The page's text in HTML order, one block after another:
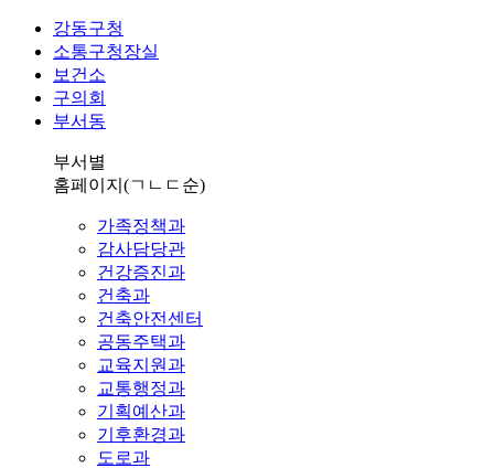
강동구청
소통구청장실
보건소
구의회
부서동
부서별
홈페이지 (ㄱㄴㄷ순)
가족정책과
감사담당관
건강증진과
건축과
건축안전센터
공동주택과
교육지원과
교통행정과
기획예산과
기후환경과
도로과